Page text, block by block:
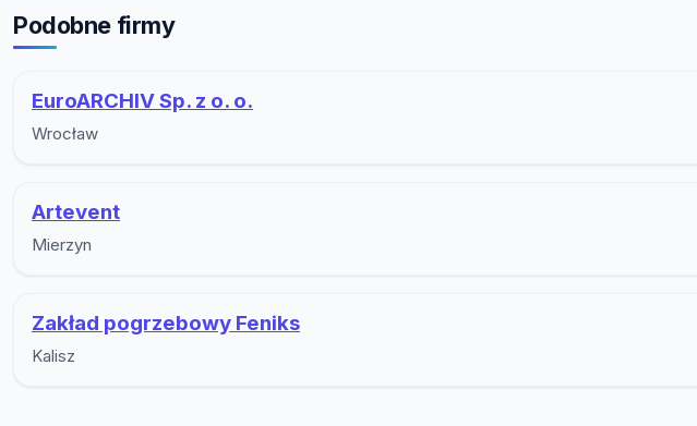
Podobne firmy
EuroARCHIV Sp. z o. o.
Wrocław
Artevent
Mierzyn
Zakład pogrzebowy Feniks
Kalisz